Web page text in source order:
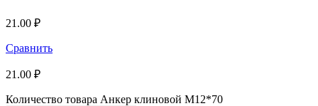
21.00 ₽
Сравнить
21.00 ₽
Количество товара Анкер клиновой М12*70